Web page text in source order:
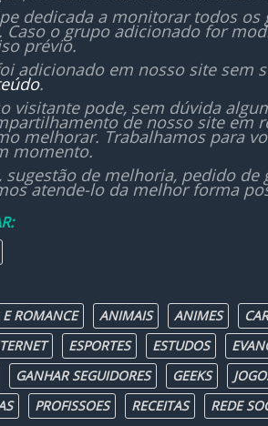
dedicada a monitorar todos
Caso o grupo adicionado for
prévio.
adicionado em nosso site sem
.
visitante pode, sem dúvida
de nosso site em
melhorar. Trabalhamos para
momento.
sugestão de melhoria, pedido
atende-lo da melhor forma
ROMANCE ANIMAIS ANIMES
ESPORTES ESTUDOS
GANHAR SEGUIDORES GEEKS
PROFISSOES RECEITAS REDE